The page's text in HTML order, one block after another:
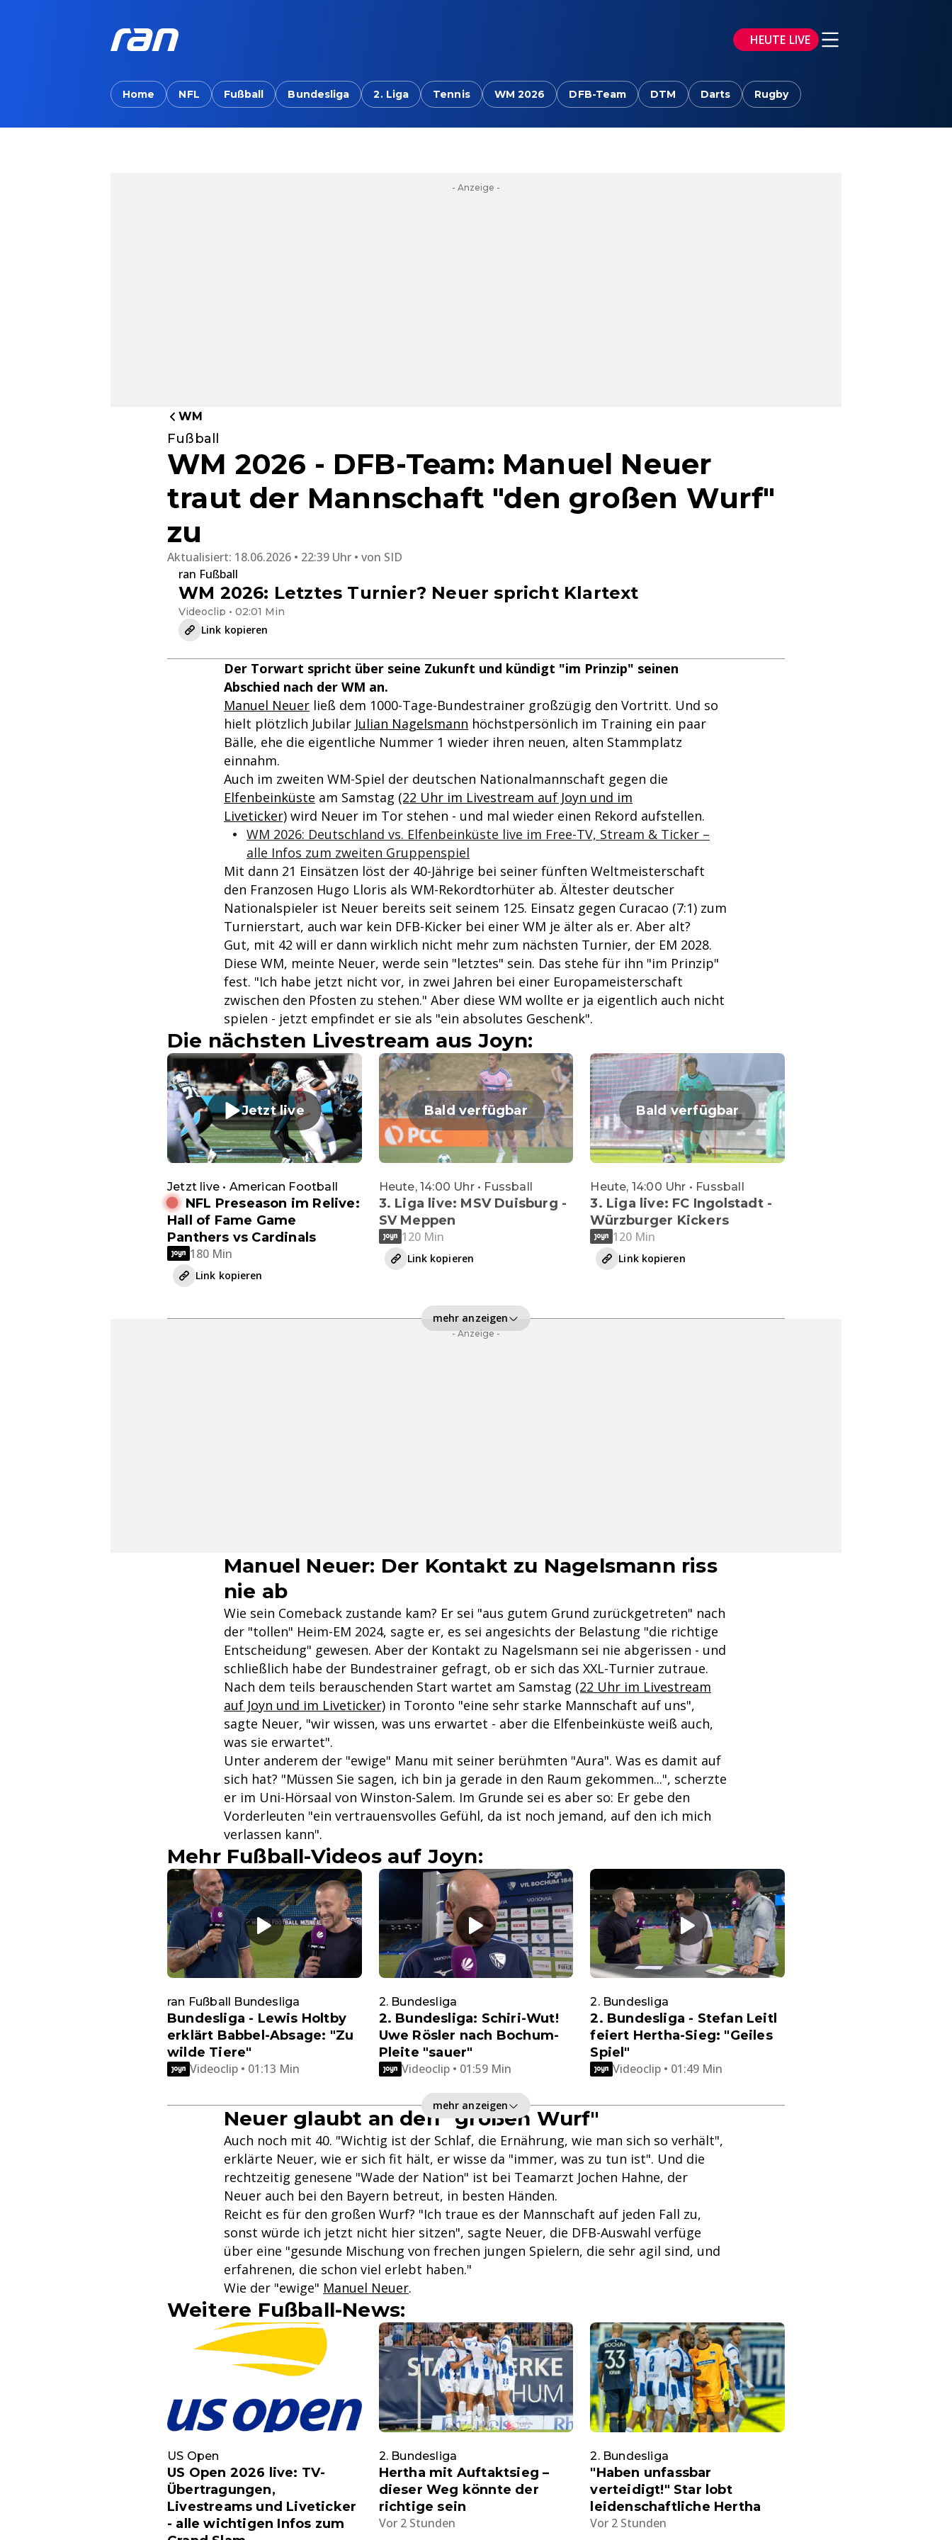
HEUTE LIVE
Home NFL Fußball Bundesliga 2. Liga Tennis WM 2026 DFB-Team DTM Darts Rugby
- Anzeige -
WM
Fußball
WM 2026 - DFB-Team: Manuel Neuer
traut der Mannschaft "den großen Wurf"
zu
Aktualisiert: 18.06.2026 • 22:39 Uhr von SID
ran Fußball
WM 2026: Letztes Turnier? Neuer spricht Klartext
Videoclip • 02:01 Min
Link kopieren
Der Torwart spricht über seine Zukunft und kündigt "im Prinzip" seinen
Abschied nach der WM an.
Manuel Neuer ließ dem 1000-Tage-Bundestrainer großzügig den Vortritt. Und so
hielt plötzlich Jubilar Julian Nagelsmann höchstpersönlich im Training ein paar
Bälle, ehe die eigentliche Nummer 1 wieder ihren neuen, alten Stammplatz
einnahm.
Auch im zweiten WM-Spiel der deutschen Nationalmannschaft gegen die
Elfenbeinküste am Samstag (22 Uhr im Livestream auf Joyn und im
Liveticker) wird Neuer im Tor stehen - und mal wieder einen Rekord aufstellen.
WM 2026: Deutschland vs. Elfenbeinküste live im Free-TV, Stream & Ticker –
alle Infos zum zweiten Gruppenspiel
Mit dann 21 Einsätzen löst der 40-Jährige bei seiner fünften Weltmeisterschaft
den Franzosen Hugo Lloris als WM-Rekordtorhüter ab. Ältester deutscher
Nationalspieler ist Neuer bereits seit seinem 125. Einsatz gegen Curacao (7:1) zum
Turnierstart, auch war kein DFB-Kicker bei einer WM je älter als er. Aber alt?
Gut, mit 42 will er dann wirklich nicht mehr zum nächsten Turnier, der EM 2028.
Diese WM, meinte Neuer, werde sein "letztes" sein. Das stehe für ihn "im Prinzip"
fest. "Ich habe jetzt nicht vor, in zwei Jahren bei einer Europameisterschaft
zwischen den Pfosten zu stehen." Aber diese WM wollte er ja eigentlich auch nicht
spielen - jetzt empfindet er sie als "ein absolutes Geschenk".
Die nächsten Livestream aus Joyn:
Jetzt live
Jetzt live • American Football
NFL Preseason im Relive:
Hall of Fame Game
Panthers vs Cardinals
180 Min
Link kopieren
Bald verfügbar
Heute, 14:00 Uhr • Fussball
3. Liga live: MSV Duisburg -
SV Meppen
120 Min
Link kopieren
Bald verfügbar
Heute, 14:00 Uhr • Fussball
3. Liga live: FC Ingolstadt -
Würzburger Kickers
120 Min
Link kopieren
mehr anzeigen
- Anzeige -
Manuel Neuer: Der Kontakt zu Nagelsmann riss
nie ab
Wie sein Comeback zustande kam? Er sei "aus gutem Grund zurückgetreten" nach
der "tollen" Heim-EM 2024, sagte er, es sei angesichts der Belastung "die richtige
Entscheidung" gewesen. Aber der Kontakt zu Nagelsmann sei nie abgerissen - und
schließlich habe der Bundestrainer gefragt, ob er sich das XXL-Turnier zutraue.
Nach dem teils berauschenden Start wartet am Samstag (22 Uhr im Livestream
auf Joyn und im Liveticker) in Toronto "eine sehr starke Mannschaft auf uns",
sagte Neuer, "wir wissen, was uns erwartet - aber die Elfenbeinküste weiß auch,
was sie erwartet".
Unter anderem der "ewige" Manu mit seiner berühmten "Aura". Was es damit auf
sich hat? "Müssen Sie sagen, ich bin ja gerade in den Raum gekommen...", scherzte
er im Uni-Hörsaal von Winston-Salem. Im Grunde sei es aber so: Er gebe den
Vorderleuten "ein vertrauensvolles Gefühl, da ist noch jemand, auf den ich mich
verlassen kann".
Mehr Fußball-Videos auf Joyn:
ran Fußball Bundesliga
Bundesliga - Lewis Holtby
erklärt Babbel-Absage: "Zu
wilde Tiere"
Videoclip • 01:13 Min
2. Bundesliga
2. Bundesliga: Schiri-Wut!
Uwe Rösler nach Bochum-
Pleite "sauer"
Videoclip • 01:59 Min
2. Bundesliga
2. Bundesliga - Stefan Leitl
feiert Hertha-Sieg: "Geiles
Spiel"
Videoclip • 01:49 Min
mehr anzeigen
Neuer glaubt an den "großen Wurf"
Auch noch mit 40. "Wichtig ist der Schlaf, die Ernährung, wie man sich so verhält",
erklärte Neuer, wie er sich fit hält, er wisse da "immer, was zu tun ist". Und die
rechtzeitig genesene "Wade der Nation" ist bei Teamarzt Jochen Hahne, der
Neuer auch bei den Bayern betreut, in besten Händen.
Reicht es für den großen Wurf? "Ich traue es der Mannschaft auf jeden Fall zu,
sonst würde ich jetzt nicht hier sitzen", sagte Neuer, die DFB-Auswahl verfüge
über eine "gesunde Mischung von frechen jungen Spielern, die sehr agil sind, und
erfahrenen, die schon viel erlebt haben."
Wie der "ewige" Manuel Neuer.
Weitere Fußball-News:
US Open
US Open 2026 live: TV-
Übertragungen,
Livestreams und Liveticker
- alle wichtigen Infos zum
2. Bundesliga
Hertha mit Auftaktsieg –
dieser Weg könnte der
richtige sein
Vor 2 Stunden
2. Bundesliga
"Haben unfassbar
verteidigt!" Star lobt
leidenschaftliche Hertha
Vor 2 Stunden